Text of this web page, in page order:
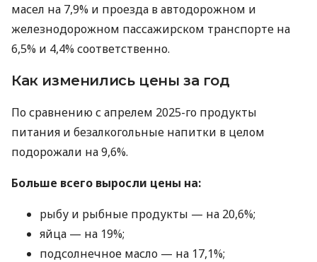
масел на 7,9% и проезда в автодорожном и
железнодорожном пассажирском транспорте на
6,5% и 4,4% соответственно.
Как изменились цены за год
По сравнению с апрелем 2025-го продукты
питания и безалкогольные напитки в целом
подорожали на 9,6%.
Больше всего выросли цены на:
рыбу и рыбные продукты — на 20,6%;
яйца — на 19%;
подсолнечное масло — на 17,1%;